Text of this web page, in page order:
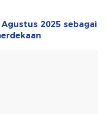
2025 sebagai